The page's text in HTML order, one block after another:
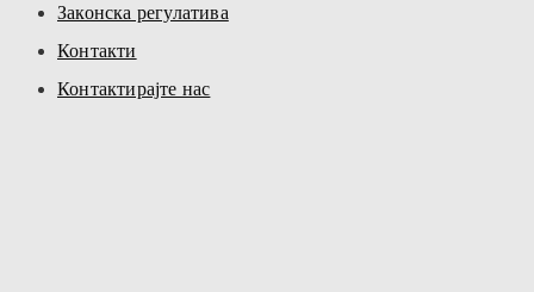
Законска регулатива
Контакти
Контактирајте нас